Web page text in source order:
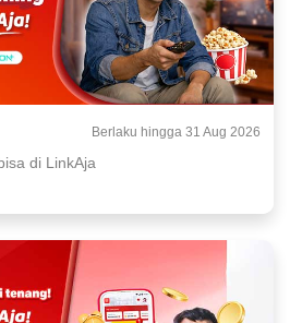
Berlaku hingga 31 Aug 2026
di LinkAja